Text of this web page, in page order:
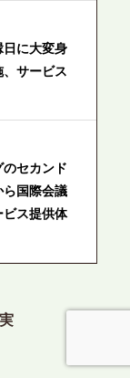
日に大変身
、サービス
セカンド
ら国際会議
ビス提供体
のセカンド
ータリン